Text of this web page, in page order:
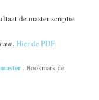
de master-scriptie
.Hier de PDF.
. Bookmark de